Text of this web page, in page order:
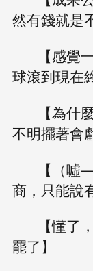
然有錢就是
【感覺
球滾到現在
【為什
不明擺著會
【（
商，只能說
【懂了
罷了】